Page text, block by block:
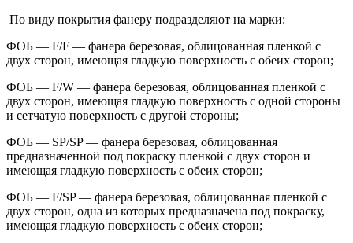
По виду покрытия фанеру подразделяют на марки:
ФОБ — F/F — фанера березовая, облицованная пленкой с
двух сторон, имеющая гладкую поверхность с обеих сторон;
ФОБ — F/W — фанера березовая, облицованная пленкой с
двух сторон, имеющая гладкую поверхность с одной стороны
и сетчатую поверхность с другой стороны;
ФОБ — SP/SP — фанера березовая, облицованная
предназначенной под покраску пленкой с двух сторон и
имеющая гладкую поверхность с обеих сторон;
ФОБ — F/SP — фанера березовая, облицованная пленкой с
двух сторон, одна из которых предназначена под покраску,
имеющая гладкую поверхность с обеих сторон;